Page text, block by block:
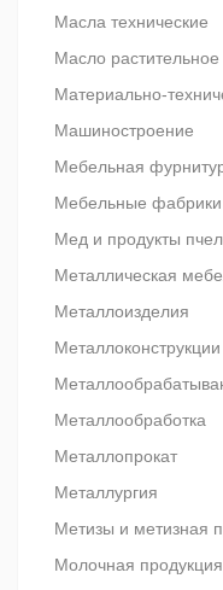
Масла технические
Масло
Материально-
Машиностроение
Мебельная
Мебельные фабрики
Мед и продукты
Металлическая
Металлоизделия
Металлоконструкции
Металлообработка
Металлопрокат
Металлургия
Метизы и метизная
Молочная продукция